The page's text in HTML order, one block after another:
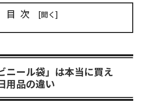
目次
ニール袋」は本当に買え
用品の違い